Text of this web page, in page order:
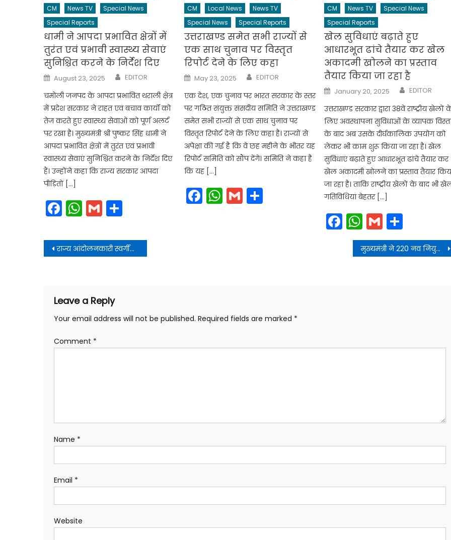
CM
News TV
Special News
Special Reports
धामी ने आपदा प्रभावित क्षेत्रों में
तुरंत एवं प्रभावी स्वास्थ्य सेवाएं
सुनिश्चित करने के निर्देश दिए
Posted
on
August 23, 2025 Author
EDITOR
चमोली जनपद के आपदा प्रभावित थराली क्षेत्र
में प्रदेश सरकार ने राहत एवं बचाव कार्यों को
तेज करते हुए स्वास्थ्य सेवाओं को पूर्ण अलर्ट
पर रखा है। मुख्यमंत्री श्री पुष्कर सिंह धामी ने
आपदा प्रभावित क्षेत्रों में तुरंत एवं प्रभावी
स्वास्थ्य सेवाएं सुनिश्चित करने के निर्देश दिए
हैं। उन्होंने कहा कि राज्य सरकार आपदा
पीड़ितों […]
Facebook
WhatsApp
Gmail
CM
Local News
News TV
Special News
Special Reports
उत्तराखण्ड समेत सभी राज्यों से
एक साथ चुनाव पर विस्तृत
रिपोर्ट देने के लिए कहा
Posted
on
May 23, 2025 Author
EDITOR
एक देश, एक चुनाव पर भारत सरकार के स्तर
पर गठित संयुक्त संसदीय समिति ने उत्तराखण्ड
समेत सभी राज्यों से एक साथ चुनाव पर
विस्तृत रिपोर्ट देने के लिए कहा है। राज्यों से
अपेक्षा की गई है कि वे छह महीने के भीतर यह
रिपोर्ट समिति को सौंप देंगे। समिति ने कहा है
कि यह […]
Facebook
WhatsApp
GmailShare
CM
News TV
Special News
Special Reports
खेल सुविधाएं बढ़ाते हुए
आधारभूत ढांचे तैयार कर खेल
अकादमी खोलने का प्रस्ताव
तैयार किया जा रहा है
Posted
on
January 20, 2025 Author
EDITOR
उत्तराखण्ड सरकार द्वारा 38वें राष्ट्रीय खेलों
लिए अवस्थापना सुविधाओं के व्यापक
के बाद अब उसके दीर्घकालिक उपयोग को
लेकर भी काम शुरू किया जा रहा है। खेल
सुविधाएं बढ़ाते हुए आधारभूत ढांचे तैयार कर
खेल अकादमी खोलने का प्रस्ताव तैयार
जा रहा है। ताकि राष्ट्रीय खेलों के बाद भी
गतिविधियां बेहतर […]
Facebook
WhatsApp
Gmail
Post
navigation
राज्य आंदोलनकारी स्वर्गीय इंद्रमणि बडोनी जी की पुण्यतिथि पर उन्हें भावपूर्ण श्रद्धांजलि मुख्यमंत्री ने 220 नव नियुक्त चिकित्सा अधिकारियों को नियुक्ति पत्र वितरित किए
Leave a Reply
Your email address will not be published. Required fields are marked *
Comment *
Name *
Email *
Website